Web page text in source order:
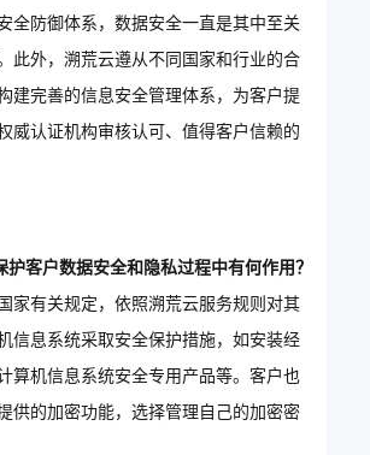
全防御体系，数据安全一直是其中至关
此外，溯荒云遵从不同国家和行业的合
建完善的信息安全管理体系，为客户提
威认证机构审核认可、值得客户信赖的
护客户数据安全和隐私过程中有何作用？
家有关规定，依照溯荒云服务规则对其
信息系统采取安全保护措施，如安装经
算机信息系统安全专用产品等。客户也
供的加密功能，选择管理自己的加密密